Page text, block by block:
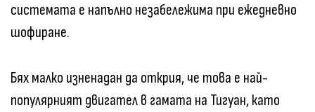
системата е напълно незабележима при ежедневно
шофиране.
Бях малко изненадан да открия, че това е най-
популярният двигател в гамата на Тигуан, като